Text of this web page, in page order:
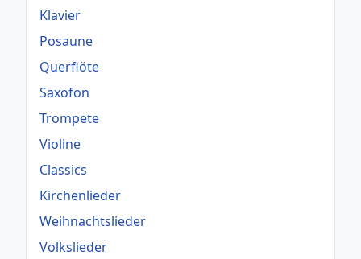
Klavier
Posaune
Querflöte
Saxofon
Trompete
Violine
Classics
Kirchenlieder
Weihnachtslieder
Volkslieder